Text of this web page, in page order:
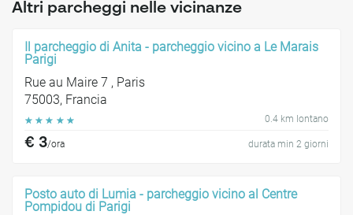
Altri parcheggi nelle vicinanze
Il parcheggio di Anita - parcheggio vicino a Le Marais
Parigi
Rue au Maire 7 , Paris
75003, Francia
☆ ☆ ☆ ☆ ☆ 0.4 km lontano
€ 3/ora durata min 2 giorni
Posto auto di Lumia - parcheggio vicino al Centre
Pompidou di Parigi